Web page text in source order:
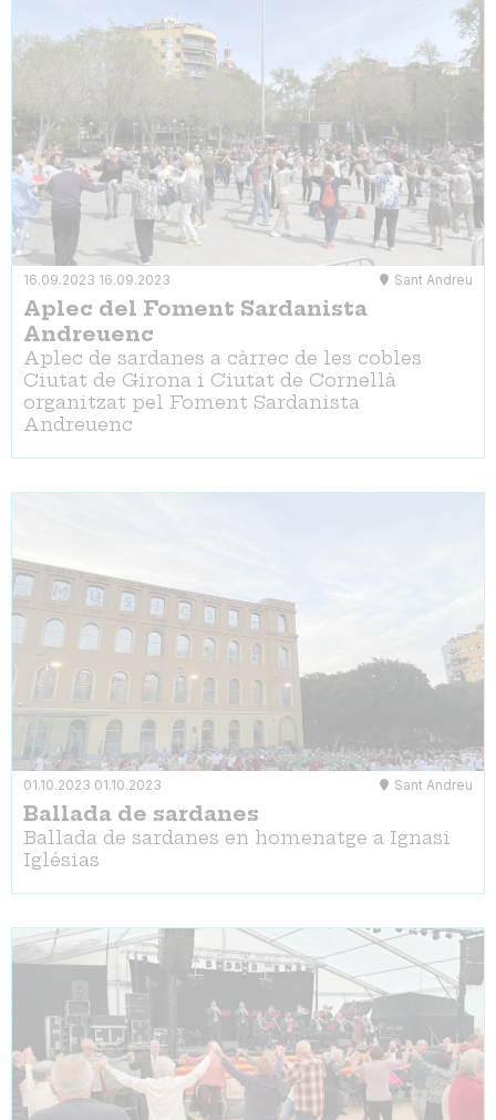
16.09.2023 16.09.2023 Sant Andreu
Aplec del Foment Sardanista
Andreuenc
Aplec de sardanes a càrrec de les cobles
Ciutat de Girona i Ciutat de Cornellà
organitzat pel Foment Sardanista
Andreuenc
01.10.2023 01.10.2023 Sant Andreu
Ballada de sardanes
Ballada de sardanes en homenatge a Ignasi
Iglésias